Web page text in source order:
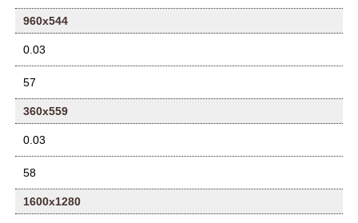
960x544
0.03
57
360x559
0.03
58
1600x1280